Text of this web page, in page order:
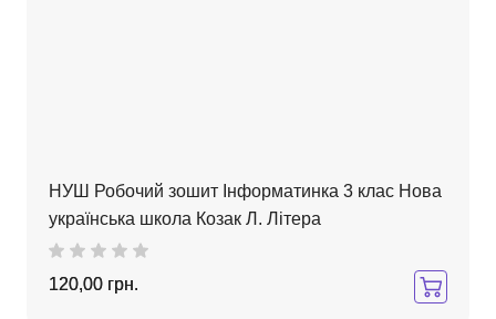
НУШ Робочий зошит Інформатинка 3 клас Нова
українська школа Козак Л. Літера
120,00 грн.